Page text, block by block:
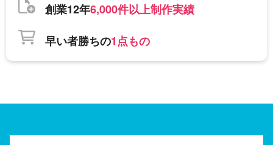
創業12年6,000件以上制作実績
早い者勝ちの1点もの